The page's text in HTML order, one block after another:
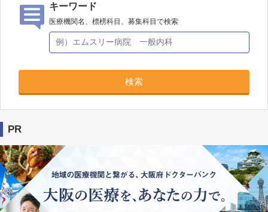
キーワード
医療機関名、標榜科目、募集科目で検索
検索
PR